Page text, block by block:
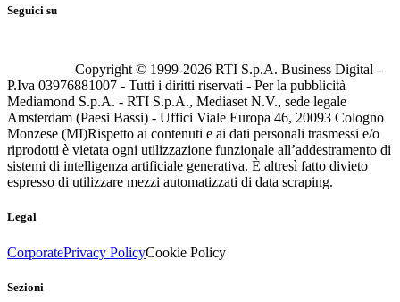
Seguici su
Copyright © 1999-2026 RTI S.p.A. Business Digital -
P.Iva 03976881007 - Tutti i diritti riservati - Per la pubblicità
Mediamond S.p.A. - RTI S.p.A., Mediaset N.V., sede legale
Amsterdam (Paesi Bassi) - Uffici Viale Europa 46, 20093 Cologno
Monzese (MI)Rispetto ai contenuti e ai dati personali trasmessi e/o
riprodotti è vietata ogni utilizzazione funzionale all’addestramento di
sistemi di intelligenza artificiale generativa. È altresì fatto divieto
espresso di utilizzare mezzi automatizzati di data scraping.
Legal
CorporatePrivacy PolicyCookie Policy
Sezioni